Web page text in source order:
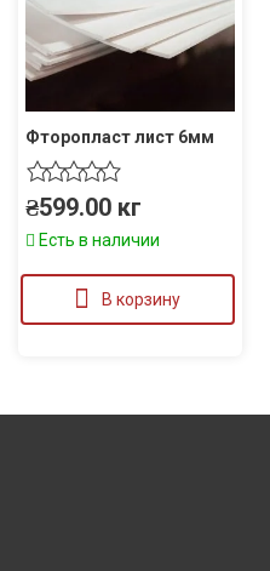
Фторопласт лист 6мм
₴599.00 кг
Есть в наличии
В корзину